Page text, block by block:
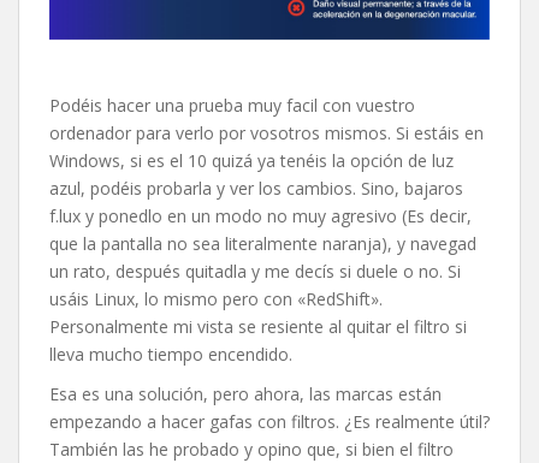
Podéis hacer una prueba muy facil con vuestro
ordenador para verlo por vosotros mismos. Si estáis en
Windows, si es el 10 quizá ya tenéis la opción de luz
azul, podéis probarla y ver los cambios. Sino, bajaros
f.lux y ponedlo en un modo no muy agresivo (Es decir,
que la pantalla no sea literalmente naranja), y navegad
un rato, después quitadla y me decís si duele o no. Si
usáis Linux, lo mismo pero con «RedShift».
Personalmente mi vista se resiente al quitar el filtro si
lleva mucho tiempo encendido.
Esa es una solución, pero ahora, las marcas están
empezando a hacer gafas con filtros. ¿Es realmente útil?
También las he probado y opino que, si bien el filtro